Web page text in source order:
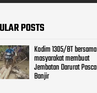
POSTS
Kodim 1305/BT bersama
masyarakat membuat
Jembatan Darurat Pasca
Banjir